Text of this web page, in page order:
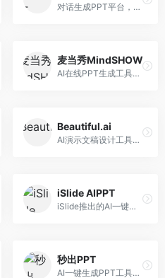
对话生成PPT平台，支持自然语言交互创作。面向职场人士和教育工作者，通过对话方式完成PPT制作，交互体验友好，创作过程直观。
麦当秀MindSHOW
AI在线PPT生成工具，支持思维导图转PPT。面向职场人士，提供思维导图导入、PPT生成、模板选择等服务，思维导图转PPT效率高。
Beautiful.ai
AI演示文稿设计工具，专注于自动化设计排版。面向职场人士，提供智能排版、模板选择、设计优化等服务，设计美观度高。
iSlide AIPPT
iSlide推出的AI一键设计精美PPT工具。面向PPT设计用户，提供模板库、内容生成、设计优化等服务，与iSlide插件深度整合。
秒出PPT
AI一键生成PPT工具，专注于快速演示文稿制作。面向职场人士，支持主题输入、内容生成、模板套用等功能，PPT生成速度快，适合紧急制作场景。